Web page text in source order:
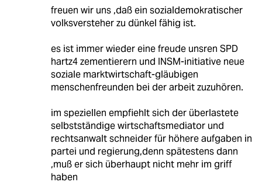
freuen wir uns ,daß ein sozialdemokratischer
volksversteher zu dünkel fähig ist.
es ist immer wieder eine freude unsren SPD
hartz4 zementierern und INSM-initiative neue
soziale marktwirtschaft-gläubigen
menschenfreunden bei der arbeit zuzuhören.
im speziellen empfiehlt sich der überlastete
selbstständige wirtschaftsmediator und
rechtsanwalt schneider für höhere aufgaben in
partei und regierung,denn spätestens dann
,muß er sich überhaupt nicht mehr im griff
haben